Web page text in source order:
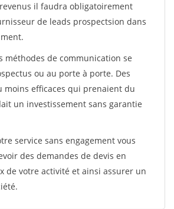
il faudra obligatoirement
de leads prospectsion dans
méthodes de communication se
ou au porte à porte. Des
moins efficaces qui prenaient du
un investissement sans garantie
service sans engagement vous
des demandes de devis en
de votre activité et ainsi assurer un